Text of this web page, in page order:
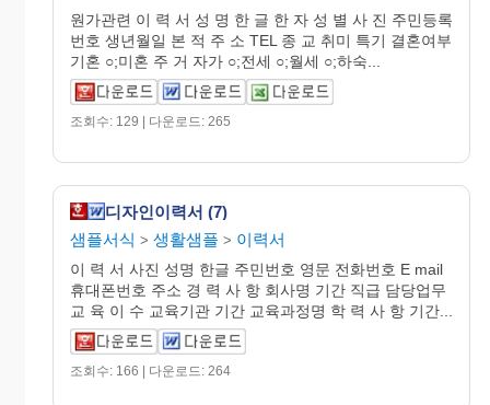
원가관련 이 력 서 성 명 한 글 한 자 성 별 사 진 주민등록
번호 생년월일 본 적 주 소 TEL 종 교 취미 특기 결혼여부
기혼 ○;미혼 주 거 자가 ○;전세 ○;월세 ○;하숙...
조회수: 129 | 다운로드: 265
디자인이력서 (7)
샘플서식 > 생활샘플 > 이력서
이 력 서 사진 성명 한글 주민번호 영문 전화번호 E mail
휴대폰번호 주소 경 력 사 항 회사명 기간 직급 담당업무
교 육 이 수 교육기관 기간 교육과정명 학 력 사 항 기간...
조회수: 166 | 다운로드: 264